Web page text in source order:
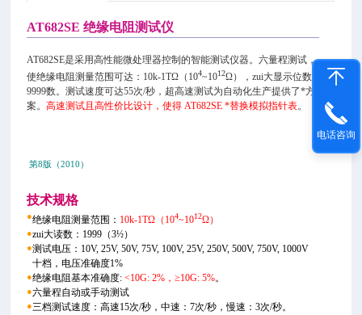
AT682SE 绝缘电阻测试仪
AT682SE是采用高性能微处理器控制的智能测试仪器。六量程测试，
使绝缘电阻测量范围可达：10k-1TΩ（104~1012Ω），zui大显示位数
9999数。测试速度可达55次/秒，超高速测试为自动化生产提供了*方
案。高速测试且高性价比设计，使得 AT682SE *替换模拟指针表。
第8版（2010）
技术规格
●绝缘电阻测量范围： 10k-1TΩ（104~1012Ω）
●zui大读数：1999（3½）
●测试电压：10V, 25V, 50V, 75V, 100V, 25V, 250V, 500V, 750V, 1000V
十档，电压准确度1%
●绝缘电阻基本准确度:<10G: 2%，≥10G: 5%。
●六量程自动或手动测试
●三档测试速度：高速15次/秒，中速：7次/秒，慢速：3次/秒。
电话咨询